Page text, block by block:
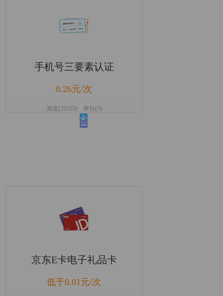
手机号三要素认证
0.26元/次
浏览(25325) 评分(5)
京东E卡电子礼品卡
低于0.01元/次